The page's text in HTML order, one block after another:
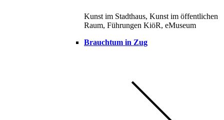
Kunst im Stadthaus, Kunst im öffentlichen
Raum, Führungen KiöR, eMuseum
Brauchtum in Zug